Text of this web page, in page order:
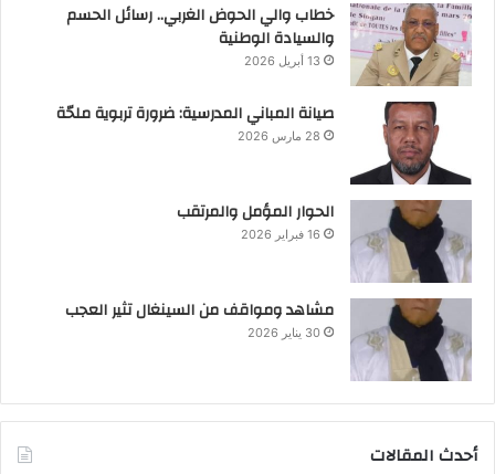
خطاب والي الحوض الغربي.. رسائل الحسم
والسيادة الوطنية
13 أبريل 2026
صيانة المباني المدرسية: ضرورة تربوية ملحّة
28 مارس 2026
الحوار المؤمل والمرتقب
16 فبراير 2026
مشاهد ومواقف من السينغال تثير العجب
30 يناير 2026
أحدث المقالات